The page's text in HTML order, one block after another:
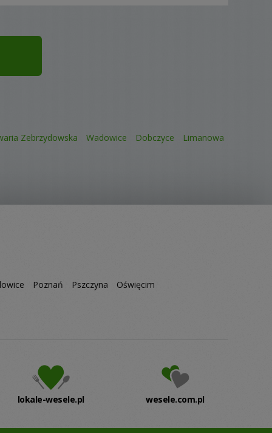
Zebrzydowska Wadowice Dobczyce Limanowa
Poznań Pszczyna Oświęcim
lokale-wesele.pl wesele.com.pl